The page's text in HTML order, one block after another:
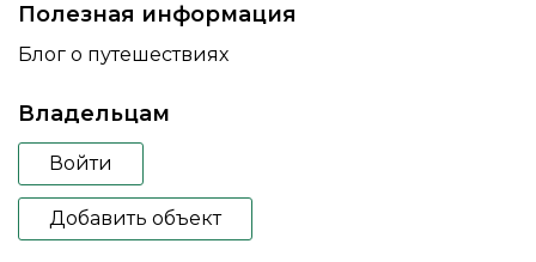
Полезная информация
Блог о путешествиях
Владельцам
Войти
Добавить объект